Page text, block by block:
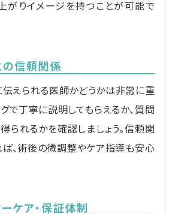
がりイメージを持つことが可能で
の信頼関係
えられる医師かどうかは非常に重
で丁寧に説明してもらえるか、質問
られるかを確認しましょう。信頼関
、術後の微調整やケア指導も安心
ケア・保証体制